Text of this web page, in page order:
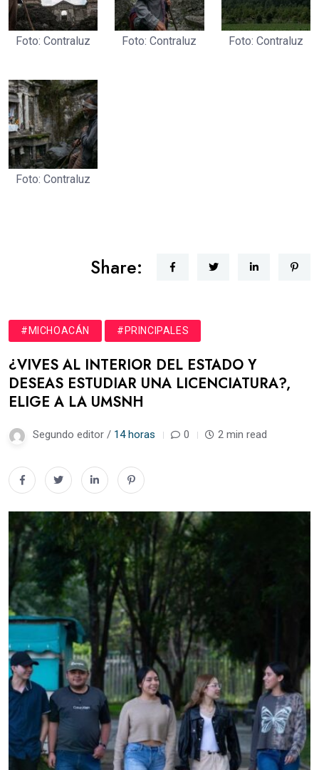
Foto: Contraluz Foto: Contraluz Foto: Contraluz
Foto: Contraluz
Share:
#MICHOACÁN #PRINCIPALES
¿VIVES AL INTERIOR DEL ESTADO Y
DESEAS ESTUDIAR UNA LICENCIATURA?,
ELIGE A LA UMSNH
Segundo editor / 14 horas 0 2 min read